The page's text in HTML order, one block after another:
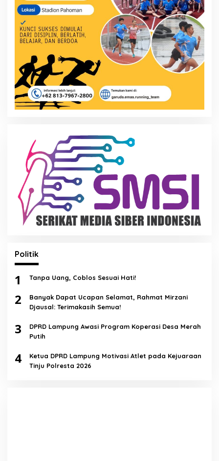
Politik
1 Tanpa Uang, Coblos Sesuai Hati!
2
Banyak Dapat Ucapan Selamat, Rahmat Mirzani
Djausal: Terimakasih Semua!
3
DPRD Lampung Awasi Program Koperasi Desa Merah
Putih
4
Ketua DPRD Lampung Motivasi Atlet pada Kejuaraan
Tinju Polresta 2026